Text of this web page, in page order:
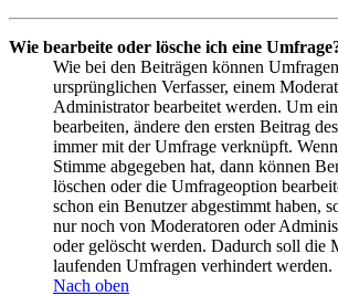
Wie bearbeite oder lösche ich eine
Wie bei den Beiträgen können
ursprünglichen Verfasser, einem
Administrator bearbeitet werden. Um
bearbeiten, ändere den ersten Beitrag
immer mit der Umfrage verknüpft.
Stimme abgegeben hat, dann können
löschen oder die Umfrageoption
schon ein Benutzer abgestimmt haben,
nur noch von Moderatoren oder
oder gelöscht werden. Dadurch soll die
laufenden Umfragen verhindert werden.
Nach oben